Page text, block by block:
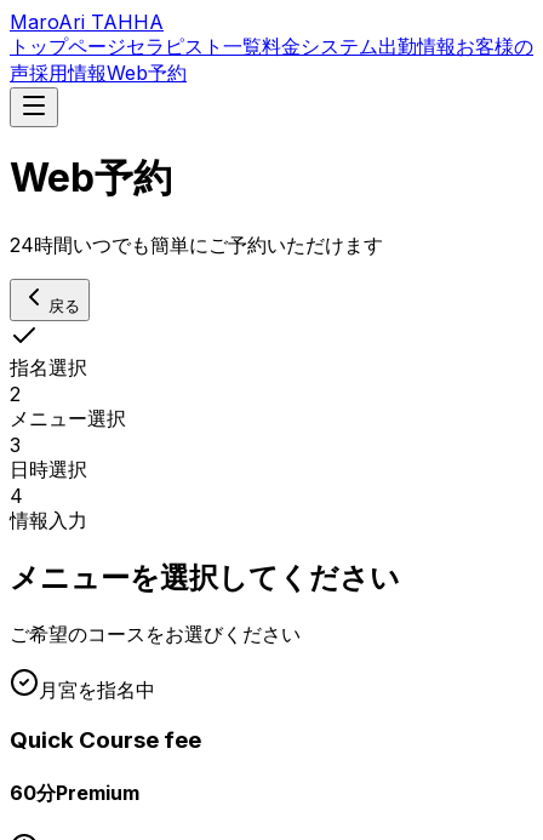
MaroAri TAHHA
トップページセラピスト一覧料金システム出勤情報お客様の
声採用情報Web予約
Web予約
24時間いつでも簡単にご予約いただけます
戻る
指名選択
2
メニュー選択
3
日時選択
4
情報入力
メニューを選択してください
ご希望のコースをお選びください
月宮を指名中
Quick Course fee
60分Premium